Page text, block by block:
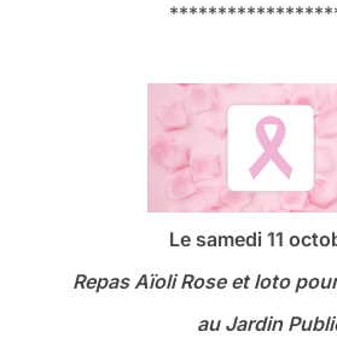
Le samedi 11
Repas Aïoli Rose et loto
au Jardin